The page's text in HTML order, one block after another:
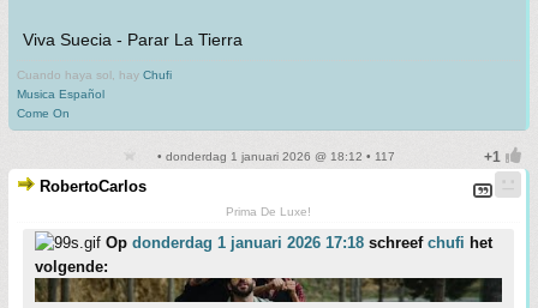
Viva Suecia - Parar La Tierra
Cuando haya sol, hay Chufi
Musica Español
Come On
• donderdag 1 januari 2026 @ 18:12 • 117
RobertoCarlos
Prima De Luxe!
Op donderdag 1 januari 2026 17:18 schreef chufi het
volgende: